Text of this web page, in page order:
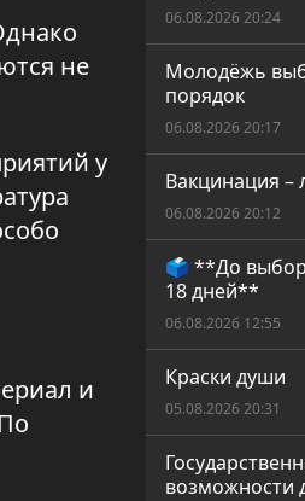
не
у
и
06.08.2026 20:24
Молодёжь
порядок
06.08.2026 20:17
Вакцинация –
06.08.2026 20:12
🗳️ **До
18 дней**
06.08.2026 12:55
Краски души
05.08.2026 20:31
возможности